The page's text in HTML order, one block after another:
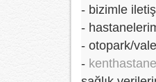
- bizimle
-
- otopark/
-